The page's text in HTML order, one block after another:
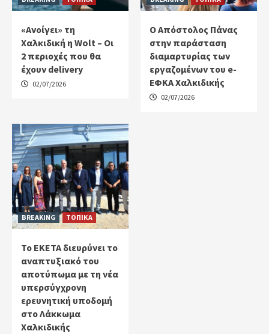
«Ανοίγει» τη
Χαλκιδική η Wolt – Οι
2 περιοχές που θα
έχουν delivery
02/07/2026
Ο Απόστολος Πάνας
στην παράσταση
διαμαρτυρίας των
εργαζομένων του e-
ΕΦΚΑ Χαλκιδικής
02/07/2026
BREAKING ΤΟΠΙΚΑ
Το ΕΚΕΤΑ διευρύνει το
αναπτυξιακό του
αποτύπωμα με τη νέα
υπερσύγχρονη
ερευνητική υποδομή
στο Λάκκωμα
Χαλκιδικής